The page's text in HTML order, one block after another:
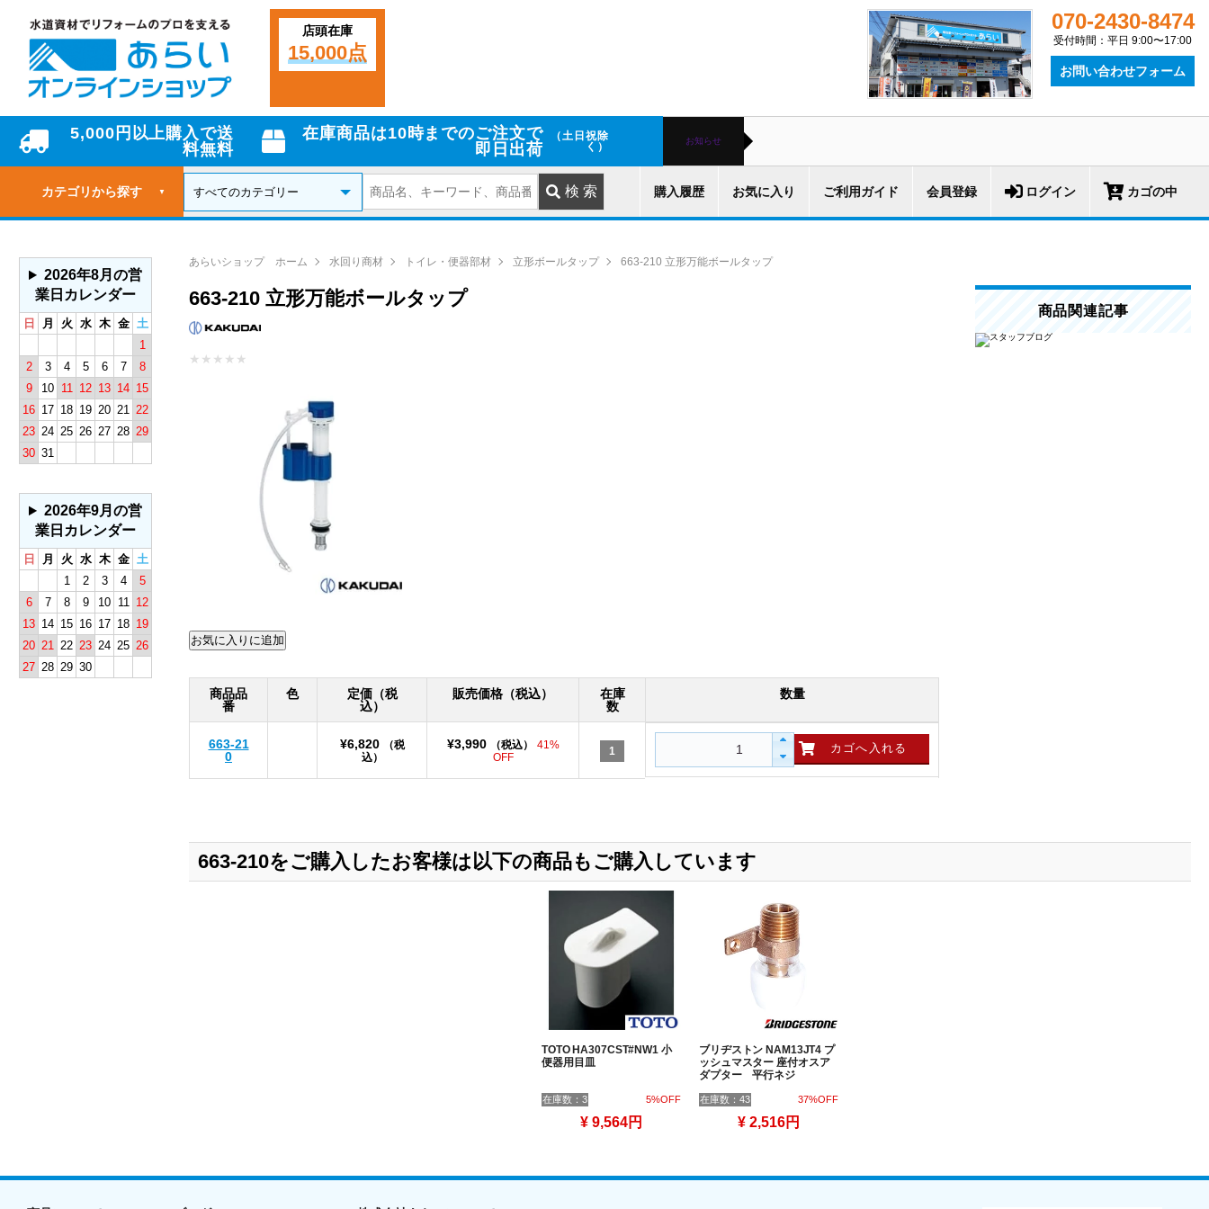
店頭在庫
15,000点
070-2430-8474
受付時間：平日 9:00〜17:00
お問い合わせフォーム
5,000円以上購入で送
料無料
在庫商品は10時までのご注文で
即日出荷
（土日祝除
く）
お知らせ
カテゴリから探す ▼ 購入履歴 お気に入り ご利用ガイド 会員登録 ログイン カゴの中
あらいショップ ホーム 水回り商材 トイレ・便器部材 立形ボールタップ 663-210 立形万能ボールタップ
663-210 立形万能ボールタップ
★ ★ ★ ★ ★
商品品
番
色
定価（税
込）
販売価格（税込）
在庫
数
数量
663-21
0
¥6,820
（税
込）
¥3,990 （税込）
41%
OFF
1
商品関連記事
663-210をご購入したお客様は以下の商品もご購入しています
TOTO HA307CST#NW1 小
便器用目皿
在庫数：3 5%OFF
¥ 9,564円
ブリヂストン NAM13JT4 プ
ッシュマスター 座付オスア
ダプター 平行ネジ
在庫数：43 37%OFF
¥ 2,516円
2026年8月の営
業日カレンダー
日 月 火 水 木 金 土
1
2
3 4 5 6 7
8
9
10 11 12 13 14 15
16 17 18 19 20 21 22
23 24 25 26 27 28 29
30 31
2026年9月の営
業日カレンダー
日 月 火 水 木 金 土
1
2 3 4
5
6
7 8 9 10 11 12
13 14 15 16 17 18 19
20 21 22 23 24 25 26
27 28 29 30